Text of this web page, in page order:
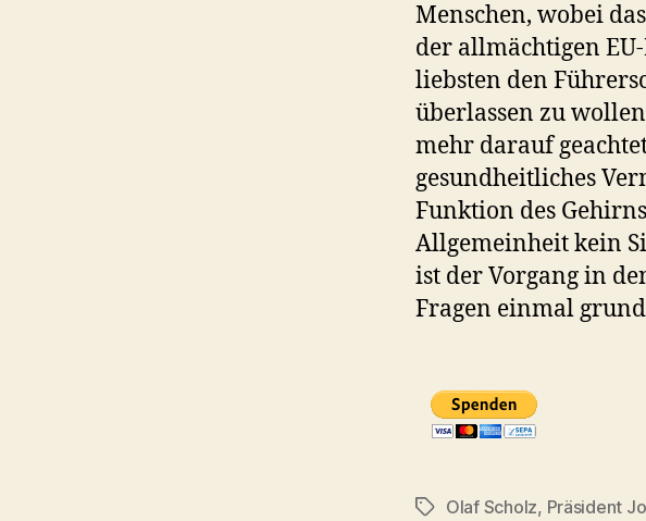
Menschen, wobei
der allmächtigen
liebsten den
überlassen zu
mehr darauf
gesundheitliches
Funktion des
Allgemeinheit kein
ist der Vorgang in
Fragen einmal
Schlagwörter
Olaf Scholz, Präsident